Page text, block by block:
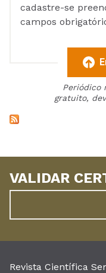
cadastre-se
campos
Periódico
gratuito,
VALIDAR
Revista Científica